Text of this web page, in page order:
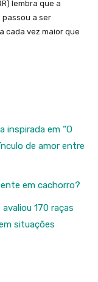
lembra que a
passou a ser
cada vez maior que
inspirada em “O
de amor entre
em cachorro?
170 raças
situações